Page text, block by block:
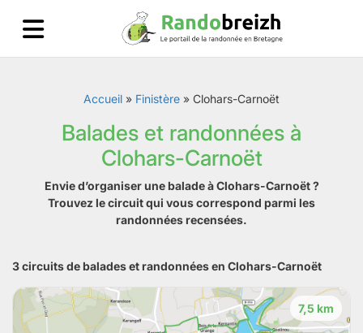
Accueil » Finistère » Clohars-Carnoët
Balades et randonnées à
Clohars-Carnoët
Envie d’organiser une balade à Clohars-Carnoët ?
Trouvez le circuit qui vous correspond parmi les
randonnées recensées.
3 circuits de balades et randonnées en Clohars-Carnoët
7,5 km